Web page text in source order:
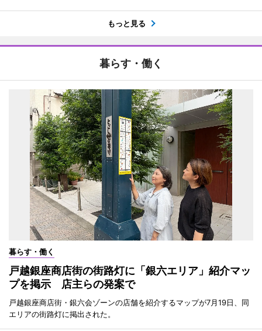
もっと見る
暮らす・働く
暮らす・働く
戸越銀座商店街の街路灯に「銀六エリア」紹介マッ
プを掲示 店主らの発案で
戸越銀座商店街・銀六会ゾーンの店舗を紹介するマップが7月19日、同
エリアの街路灯に掲出された。